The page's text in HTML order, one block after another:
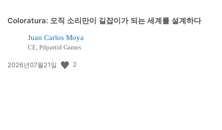
Coloratura: 오직 소리만이 길잡이가 되는 세계를 설계하다
Juan Carlos Moya
CE, Pdpartid Games
공
2026년07월21일 2